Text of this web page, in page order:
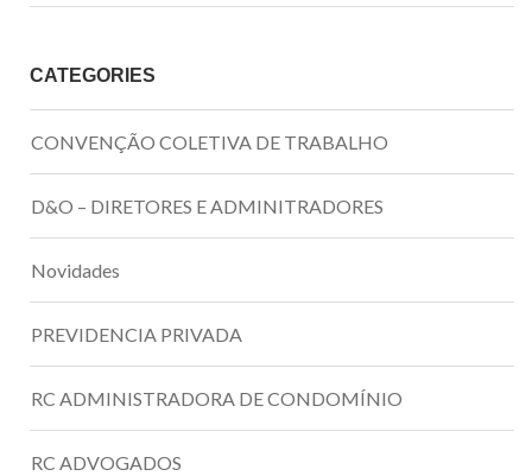
CATEGORIES
CONVENÇÃO COLETIVA DE TRABALHO
D&O – DIRETORES E ADMINITRADORES
Novidades
PREVIDENCIA PRIVADA
RC ADMINISTRADORA DE CONDOMÍNIO
RC ADVOGADOS